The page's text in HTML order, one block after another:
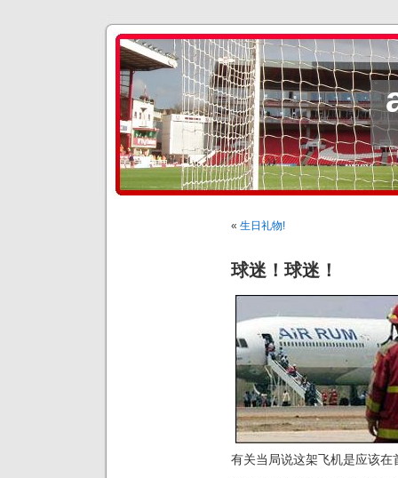
« 生日礼物!
球迷！球迷！
有关当局说这架飞机是应该在